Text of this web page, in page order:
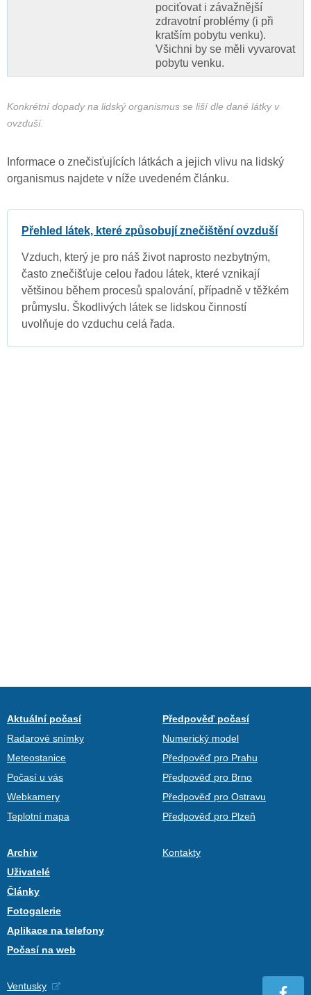
pociťovat i závažnější
zdravotní problémy (i při
kratším pobytu venku).
Všichni by se měli vyvarovat
pobytu venku.
Konkrétní dopady na lidský organismus se liší dle dané látky v
ovzduší.
Informace o znečisťujících látkách a jejich vlivu na lidský
organismus najdete v níže uvedeném článku.
Přehled látek, které způsobují znečištění ovzduší
Vzduch, který je pro náš život naprosto nezbytným,
často znečišťuje celou řadou látek, které vznikají
většinou během procesů spalování, případně v těžkém
průmyslu. Škodlivých látek se lidskou činností
uvolňuje do vzduchu celá řada.
Aktuální počasí
Radarové snímky
Meteostanice
Počasí u vás
Webkamery
Teplotní mapa
Předpověď počasí
Numerický model
Předpověď pro Prahu
Předpověď pro Brno
Předpověď pro Ostravu
Předpověď pro Plzeň
Archiv
Uživatelé
Články
Fotogalerie
Aplikace na telefony
Počasí na web
Kontakty
Ventusky